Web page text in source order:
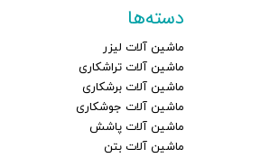
دسته‌ها
ماشین آلات لیزر
ماشین آلات تراشکاری
ماشین آلات برشکاری
ماشین آلات جوشکاری
ماشین آلات پاشش
ماشین آلات بتن